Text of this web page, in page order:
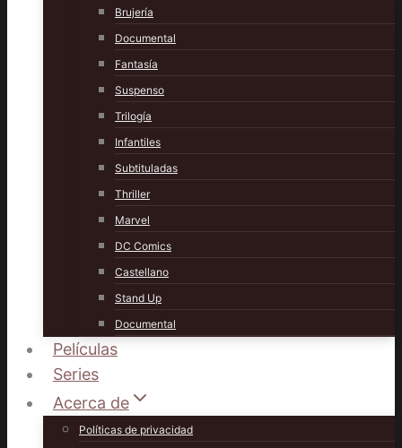
Brujería
Documental
Fantasía
Suspenso
Trilogía
Infantiles
Subtituladas
Thriller
Marvel
DC Comics
Castellano
Stand Up
Documental
Películas
Series
Acerca de
Políticas de privacidad